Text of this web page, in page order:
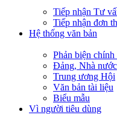
Tiếp nhận Tư
Tiếp nhận đơn
Hệ thống văn bản
Phản biện chính
Đảng, Nhà nước
Trung ương Hội
Văn bản tài liệu
Biểu mẫu
Vì người tiêu dùng